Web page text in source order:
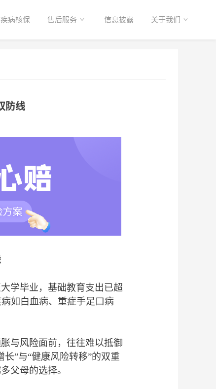
疾病核保 售后服务 信息披露 关于我们
防线
学毕业，基础教育支出已超
如白血病、重症手足口病
与风险面前，往往难以抵御
长”与“健康风险转移”的双重
父母的选择。